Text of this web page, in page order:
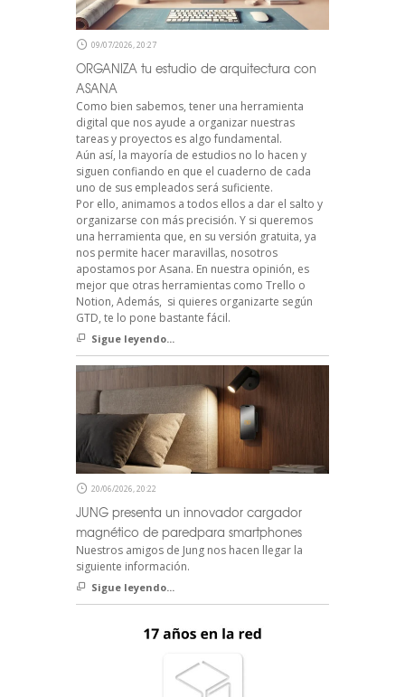
09/07/2026, 20:27
ORGANIZA tu estudio de arquitectura con
ASANA
Como bien sabemos, tener una herramienta
digital que nos ayude a organizar nuestras
tareas y proyectos es algo fundamental.
Aún así, la mayoría de estudios no lo hacen y
siguen confiando en que el cuaderno de cada
uno de sus empleados será suficiente.
Por ello, animamos a todos ellos a dar el salto y
organizarse con más precisión. Y si queremos
una herramienta que, en su versión gratuita, ya
nos permite hacer maravillas, nosotros
apostamos por Asana. En nuestra opinión, es
mejor que otras herramientas como Trello o
Notion, Además, si quieres organizarte según
GTD, te lo pone bastante fácil.
Sigue leyendo...
20/06/2026, 20:22
JUNG presenta un innovador cargador
magnético de paredpara smartphones
Nuestros amigos de Jung nos hacen llegar la
siguiente información.
Sigue leyendo...